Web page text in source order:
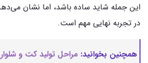
این جمله شاید ساده باشد، اما نشان
در تجربه نهایی مهم است.
همچنین بخوانید: مراحل تولید کت و شلوار